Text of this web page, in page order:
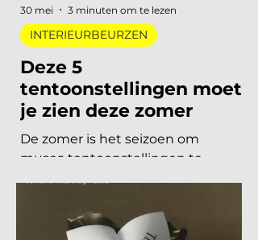
de zes trends die de toon zetten
voor 2026 en 2027. De 6 trends
Deze 5
De zomer is het seizoen om
INTERIEURBEURZEN
30 mei 3 minuten om te lezen